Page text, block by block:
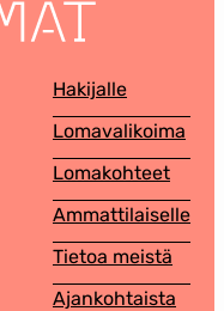
Hakijalle
Lomavalikoima
Lomakohteet
Ammattilaiselle
Tietoa meistä
Ajankohtaista